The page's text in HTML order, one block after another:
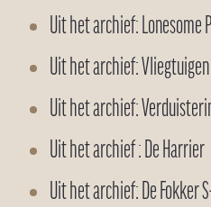
Uit het archief: Lonesome
Uit het archief:
Uit het archief:
Uit het archief : De Harrier
Uit het archief: De Fokker